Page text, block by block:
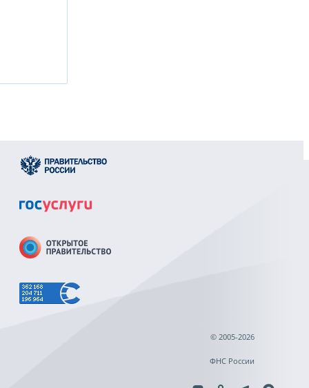
© 2005-2026
ФНС России